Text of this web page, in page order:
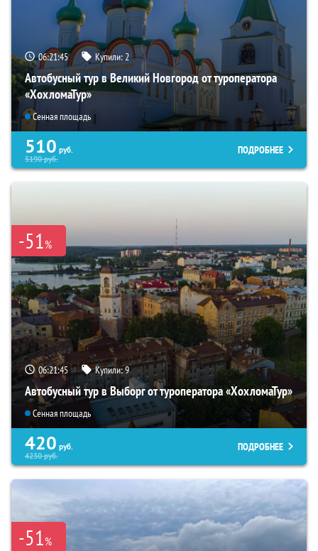
06:21:44 Купили:2
Автобусный тур в Великий Новгород от туроператора
«ХохломаТур»
Сенная площадь
510 руб.
5190руб.
ПОДРОБНЕЕ
-51%
06:21:44 Купили:9
Автобусный тур в Выборг от туроператора «ХохломаТур»
Сенная площадь
420 руб.
4230руб.
ПОДРОБНЕЕ
-51%